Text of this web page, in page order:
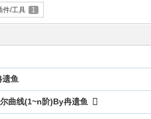
件/工具 1
鱼
曲线(1~n阶)By冉遗鱼